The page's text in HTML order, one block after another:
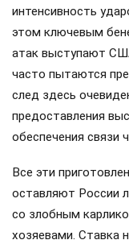
интенсивность
этом ключевым
атак выступают
часто пытаются
след здесь
предоставления
обеспечения связи
Все эти
оставляют России
со злобным
хозяевами. Ставка